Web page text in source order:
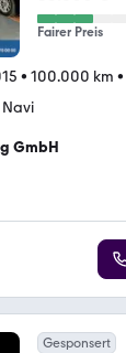
Fairer Preis
• 100.000 km •
Navi
GmbH
Gesponsert